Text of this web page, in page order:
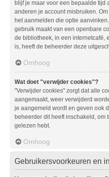
blijf je maar voor een bepaalde tijd
anderen je account misbruiken.
het aanmelden die optie
gebruik maakt van een openbare
de bibliotheek, in een internetcafé,
is, heeft de beheerder deze
Omhoog
Wat doet "verwijder cookies"?
"Verwijder cookies" zorgt dat alle
aangemaakt, weer verwijderd
je aangemeld wordt en geven ook
beheerder dit heeft inschakeld, om
gelezen hebt.
Omhoog
Gebruikersvoorkeuren en